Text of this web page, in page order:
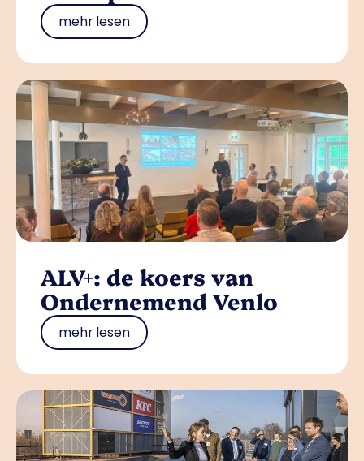
mehr lesen
ALV+: de koers van
Ondernemend Venlo
mehr lesen